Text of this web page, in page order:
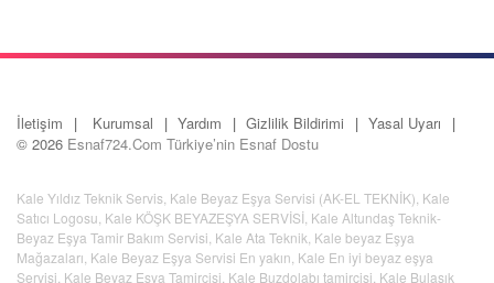
İletişim Kurumsal Yardım Gizlilik Bildirimi
Yasal Uyarı
© 2026 Esnaf724.Com Türkiye’nin Esnaf Dostu
Kale Yıldız Teknik Servis Kale Beyaz Eşya Servisi (AK-EL TEKNİK) Kale
Satıcı Logosu Kale KÖŞK BEYAZEŞYA SERVİSİ Kale Altundaş Teknik-
Beyaz Eşya Tamir Bakım Servisi Kale Ata Teknik Kale beyaz Eşya
Mağazaları Kale Beyaz Eşya Servisi En yakın Kale En iyi beyaz eşya
Servisi Kale Beyaz Eşya Tamircisi Kale Buzdolabı tamircisi Kale Bulaşık